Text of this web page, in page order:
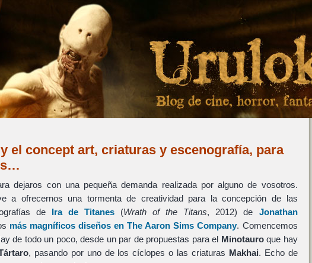
el concept art, criaturas y escenografía, para
dejaros con una pequeña demanda realizada por alguno de vosotros.
a ofrecernos una tormenta de creatividad para la concepción de las
de Ira de Titanes (Wrath of the Titans, 2012) de Jonathan
más magníficos diseños en The Aaron Sims Company. Comencemos
de todo un poco, desde un par de propuestas para el Minotauroque hay
, pasando por uno de los cíclopes o las criaturas Makhai. Echo de